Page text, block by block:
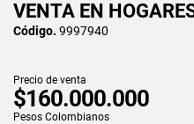
VENTA EN
Código. 9997940
Precio de venta
$160.000.000
Pesos Colombianos